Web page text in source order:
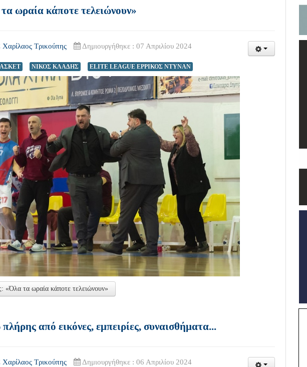
ωραία κάποτε τελειώνουν»
Τρικούπης Δημιουργήθηκε : 07 Απριλίου 2024
ΝΙΚΟΣ ΚΛΑΔΗΣ ELITE LEAGUE ΕΡΡΙΚΟΣ ΝΤΥΝΑΝ
«Όλα τα ωραία κάποτε τελειώνουν»
από εικόνες, εμπειρίες, συναισθήματα...
Τρικούπης Δημιουργήθηκε : 06 Απριλίου 2024